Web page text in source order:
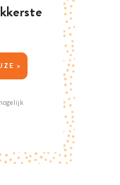
JOUW NIEUWSBRIEFKEUZE >